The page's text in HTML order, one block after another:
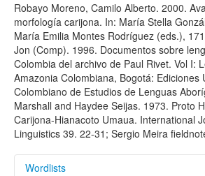
Sources
Robayo Moreno, Camilo Alberto. 2000.
morfología carijona. In: María Stella
María Emilia Montes Rodríguez (eds.),
Jon (Comp). 1996. Documentos sobre
Colombia del archivo de Paul Rivet. Vol I:
Amazonia Colombiana, Bogotá: Ediciones
Colombiano de Estudios de Lenguas
Marshall and Haydee Seijas. 1973. Proto
Carijona-Hianacoto Umaua. International
Linguistics 39. 22-31; Sergio Meira
Wordlists